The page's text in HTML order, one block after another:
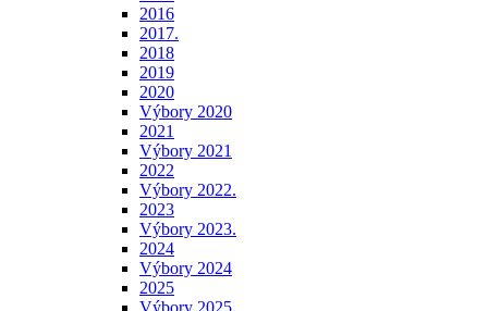
2016
2017.
2018
2019
2020
Výbory 2020
2021
Výbory 2021
2022
Výbory 2022.
2023
Výbory 2023.
2024
Výbory 2024
2025
Výbory 2025.